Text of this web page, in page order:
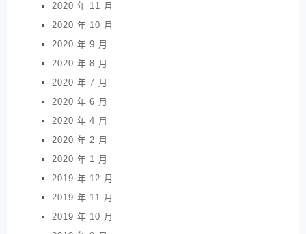
2020 年 11 月
2020 年 10 月
2020 年 9 月
2020 年 8 月
2020 年 7 月
2020 年 6 月
2020 年 4 月
2020 年 2 月
2020 年 1 月
2019 年 12 月
2019 年 11 月
2019 年 10 月